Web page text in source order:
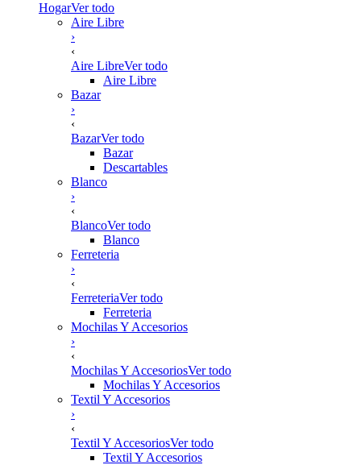
HogarVer todo
Aire Libre
›
‹
Aire LibreVer todo
Aire Libre
Bazar
›
‹
BazarVer todo
Bazar
Descartables
Blanco
›
‹
BlancoVer todo
Blanco
Ferreteria
›
‹
FerreteriaVer todo
Ferreteria
Mochilas Y Accesorios
›
‹
Mochilas Y AccesoriosVer todo
Mochilas Y Accesorios
Textil Y Accesorios
›
‹
Textil Y AccesoriosVer todo
Textil Y Accesorios